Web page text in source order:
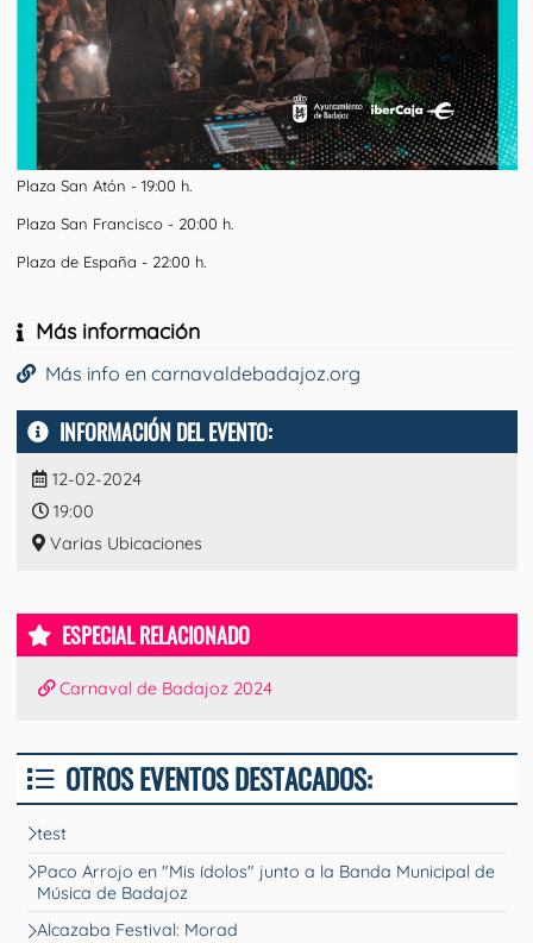
Plaza San Atón - 19:00 h.
Plaza San Francisco - 20:00 h.
Plaza de España - 22:00 h.
Más información
Más info en carnavaldebadajoz.org
INFORMACIÓN DEL EVENTO:
12-02-2024
19:00
Varias Ubicaciones
ESPECIAL RELACIONADO
Carnaval de Badajoz 2024
OTROS EVENTOS DESTACADOS:
test
Paco Arrojo en "Mis ídolos" junto a la Banda Municipal de
Música de Badajoz
Alcazaba Festival: Morad